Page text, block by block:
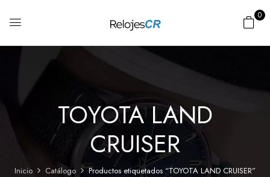
0
TOYOTA LAND
CRUISER
Inicio Catálogo Productos etiquetados “TOYOTA LAND CRUISER”